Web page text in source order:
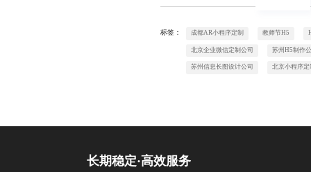
标签： 成都AR小程序定制 教师节H5
北京企业微信定制公司 苏州H5制作
苏州信息长图设计公司 北京小程序定
长期稳定·高效服务